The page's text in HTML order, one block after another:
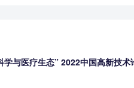
与医疗生态” 2022中国高新技术